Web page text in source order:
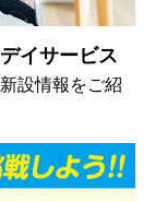
イサービス
設情報をご紹